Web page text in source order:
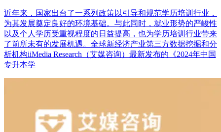
近年来，国家出台了一系列政策以引导和规范学历培训行业，
为其发展奠定良好的环境基础。与此同时，就业形势的严峻性
以及个人学历受重视程度的日益提高，也为学历培训行业带来
了前所未有的发展机遇。全球新经济产业第三方数据挖掘和分
析机构iiMedia Research（艾媒咨询）最新发布的《2024年中国
专升本学